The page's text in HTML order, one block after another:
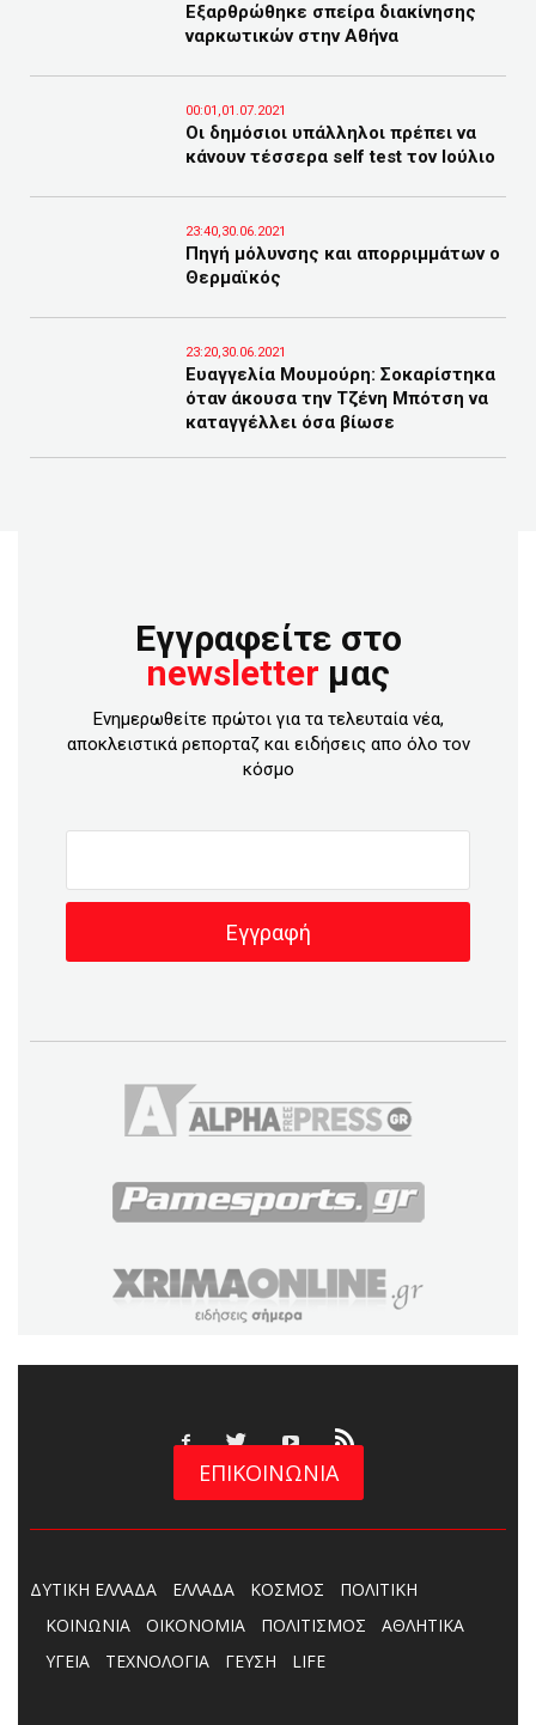
Εξαρθρώθηκε σπείρα διακίνησης
ναρκωτικών στην Αθήνα
00:01,01.07.2021
Οι δημόσιοι υπάλληλοι πρέπει να
κάνουν τέσσερα self test τον Ιούλιο
23:40,30.06.2021
Πηγή μόλυνσης και απορριμμάτων ο
Θερμαϊκός
23:20,30.06.2021
Ευαγγελία Μουμούρη: Σοκαρίστηκα
όταν άκουσα την Τζένη Μπότση να
καταγγέλλει όσα βίωσε
Εγγραφείτε στο
newsletter μας
Ενημερωθείτε πρώτοι για τα τελευταία νέα,
αποκλειστικά ρεπορταζ και ειδήσεις απο όλο τον
κόσμο
ΕΠΙΚΟΙΝΩΝΙΑ
ΔΥΤΙΚΗ ΕΛΛΑΔΑ ΕΛΛΑΔΑ ΚΟΣΜΟΣ
ΠΟΛΙΤΙΚΗ
ΚΟΙΝΩΝΙΑ
ΟΙΚΟΝΟΜΙΑ ΠΟΛΙΤΙΣΜΟΣ
ΑΘΛΗΤΙΚΑ
ΥΓΕΙΑ
ΤΕΧΝΟΛΟΓΙΑ ΓΕΥΣΗ LIFE